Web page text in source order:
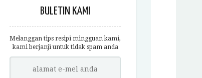
BULETIN KAMI
Melanggan tips resipi mingguan kami,
kami berjanji untuk tidak spam anda